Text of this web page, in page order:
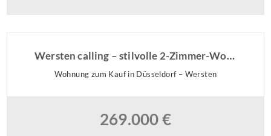
Wersten calling – stilvolle 2-Zimmer-Wohnung mit neuem Glanz
Wohnung zum Kauf in Düsseldorf – Wersten
269.000 €